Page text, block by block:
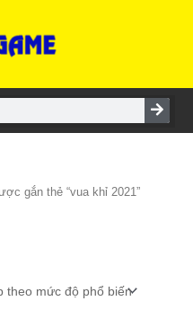
gắn thẻ “vua khỉ 2021”